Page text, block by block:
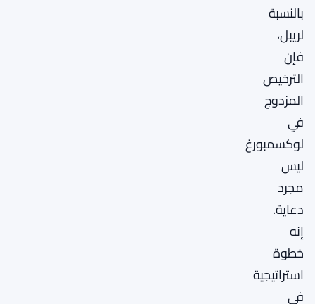
بالنسبة
لريبل،
فإن
الترخيص
المزدوج
في
لوكسمبورغ
ليس
مجرد
دعاية.
إنه
خطوة
استراتيجية
في